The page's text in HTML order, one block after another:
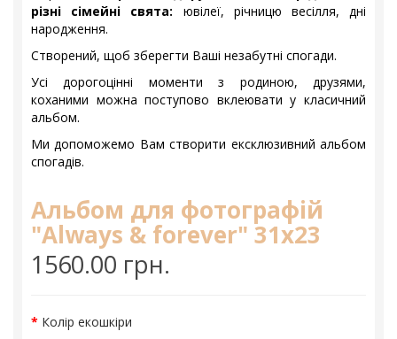
різні сімейні свята: ювілеї, річницю весілля, дні
народження.
Створений, щоб зберегти Ваші незабутні спогади.
Усі дорогоцінні моменти з родиною, друзями,
коханими можна поступово вклеювати у класичний
альбом.
Ми допоможемо Вам створити ексклюзивний альбом
спогадів.
Альбом для фотографій
"Always & forever" 31х23
1560.00 грн.
Колір екошкіри